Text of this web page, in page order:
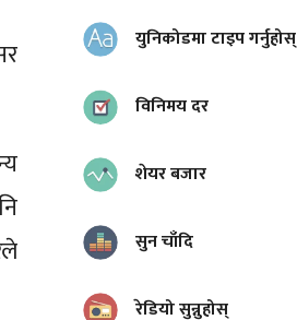
युनिकोडमा टाइप गर्नुहोस्
विनिमय दर
शेयर बजार
सुन चाँदि
रेडियो सुन्नुहोस्